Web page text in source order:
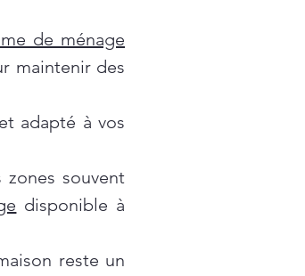
de ménage
maintenir des
adapté à vos
souvent
disponible à
reste un